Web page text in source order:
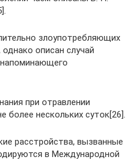
злоупотребляющих
описан случай
при отравлении
более нескольких суток[26].
расстройства, вызванные
в Международной